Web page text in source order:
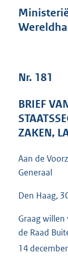
Nr. 181
BRIEF
ZAKEN,
Aan de
Generaal
Den Haag,
Graag
de Raad
14